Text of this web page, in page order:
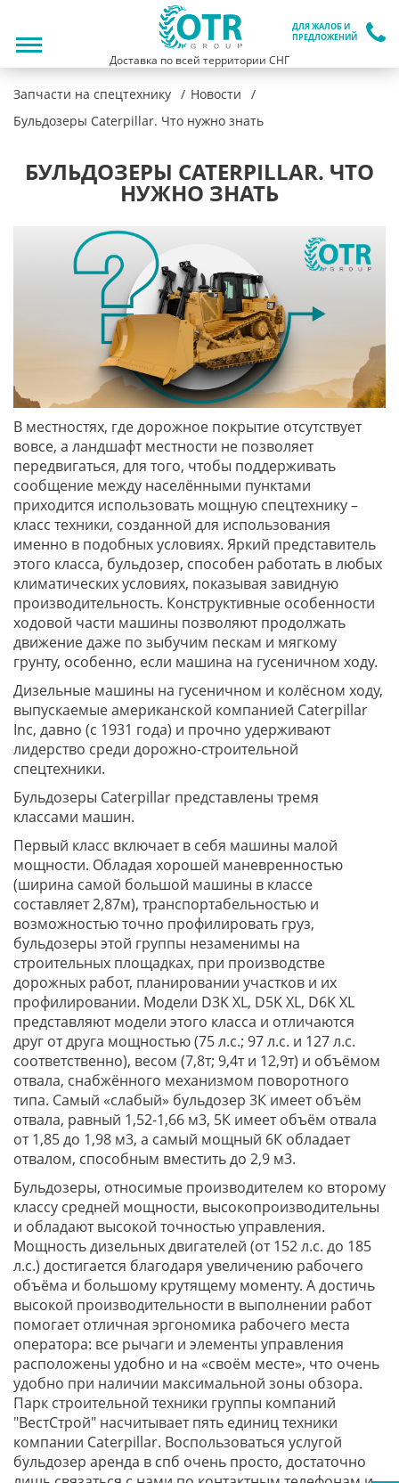
ДЛЯ ЖАЛОБ И
ПРЕДЛОЖЕНИЙ
Доставка по всей территории СНГ
Запчасти на спецтехнику
Новости
Бульдозеры Caterpillar. Что нужно знать
БУЛЬДОЗЕРЫ CATERPILLAR. ЧТО
НУЖНО ЗНАТЬ
В местностях, где дорожное покрытие отсутствует
вовсе, а ландшафт местности не позволяет
передвигаться, для того, чтобы поддерживать
сообщение между населёнными пунктами
приходится использовать мощную спецтехнику –
класс техники, созданной для использования
именно в подобных условиях. Яркий представитель
этого класса, бульдозер, способен работать в любых
климатических условиях, показывая завидную
производительность. Конструктивные особенности
ходовой части машины позволяют продолжать
движение даже по зыбучим пескам и мягкому
грунту, особенно, если машина на гусеничном ходу.
Дизельные машины на гусеничном и колёсном ходу,
выпускаемые американской компанией Caterpillar
Inc, давно (с 1931 года) и прочно удерживают
лидерство среди дорожно-строительной
спецтехники.
Бульдозеры Caterpillar представлены тремя
классами машин.
Первый класс включает в себя машины малой
мощности. Обладая хорошей маневренностью
(ширина самой большой машины в классе
составляет 2,87м), транспортабельностью и
возможностью точно профилировать груз,
бульдозеры этой группы незаменимы на
строительных площадках, при производстве
дорожных работ, планировании участков и их
профилировании. Модели D3K XL, D5K XL, D6K XL
представляют модели этого класса и отличаются
друг от друга мощностью (75 л.с.; 97 л.с. и 127 л.с.
соответственно), весом (7,8т; 9,4т и 12,9т) и объёмом
отвала, снабжённого механизмом поворотного
типа. Самый «слабый» бульдозер 3К имеет объём
отвала, равный 1,52-1,66 м3, 5К имеет объём отвала
от 1,85 до 1,98 м3, а самый мощный 6К обладает
отвалом, способным вместить до 2,9 м3.
Бульдозеры, относимые производителем ко второму
классу средней мощности, высокопроизводительны
и обладают высокой точностью управления.
Мощность дизельных двигателей (от 152 л.с. до 185
л.с.) достигается благодаря увеличению рабочего
объёма и большому крутящему моменту. А достичь
высокой производительности в выполнении работ
помогает отличная эргономика рабочего места
оператора: все рычаги и элементы управления
расположены удобно и на «своём месте», что очень
удобно при наличии максимальной зоны обзора.
Парк строительной техники группы компаний
"ВестСтрой" насчитывает пять единиц техники
компании Caterpillar. Воспользоваться услугой
бульдозер аренда в спб очень просто, достаточно